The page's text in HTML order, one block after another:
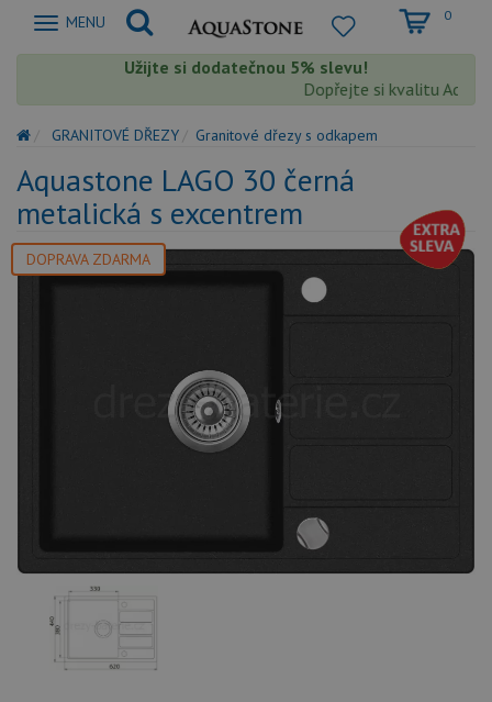
Zobrazit
MENU 0
Užijte si dodatečnou 5% slevu!
Dopřejte si kvalitu
GRANITOVÉ DŘEZY Granitové dřezy s odkapem
Aquastone LAGO 30 černá
metalická s excentrem
DOPRAVA ZDARMA